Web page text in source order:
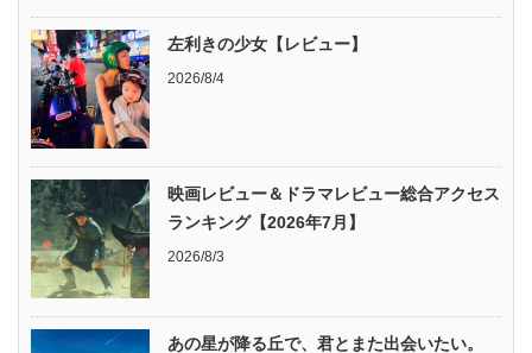
左利きの少女【レビュー】
2026/8/4
映画レビュー＆ドラマレビュー総合アクセス
ランキング【2026年7月】
2026/8/3
あの星が降る丘で、君とまた出会いたい。